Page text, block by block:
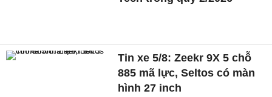
Tin xe 5/8: Zeekr 9X 5 chỗ
885 mã lực, Seltos có màn
hình 27 inch